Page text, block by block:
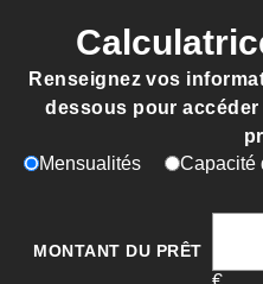
Renseignez vos
dessous pour